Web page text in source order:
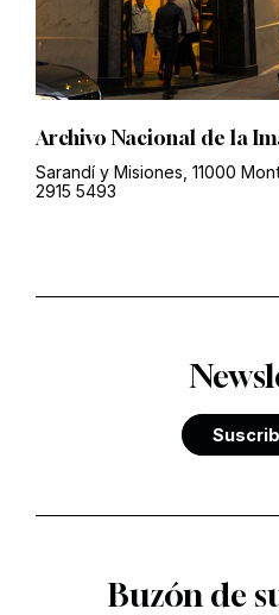
Archivo Nacional de la
Sarandí y Misiones, 11000
2915 5493
Buzón de